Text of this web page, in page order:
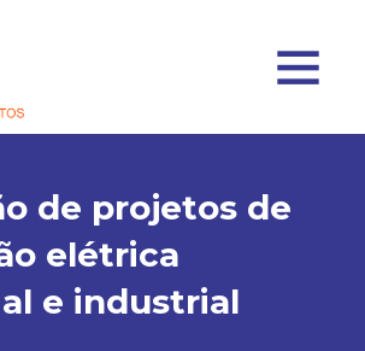
de projetos de
elétrica
e industrial